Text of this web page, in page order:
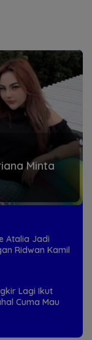
Minta
Atalia Jadi
Ridwan Kamil
Lagi Ikut
Cuma Mau